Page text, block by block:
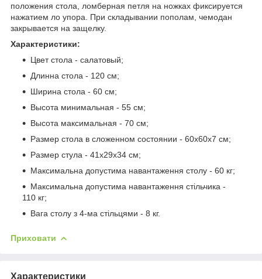
положения стола, ломберная петля на ножках фиксируется
нажатием ло упора. При складывании пополам, чемодан
закрывается на защелку.
Характеристики:
Цвет стола - салатовый;
Длинна стола - 120 см;
Ширина стола - 60 см;
Высота минимальная - 55 см;
Высота максимальная - 70 см;
Размер стола в сложенном состоянии - 60х60х7 см;
Размер стула - 41х29х34 см;
Максимальна допустима навантаження столу - 60 кг;
Максимальна допустима навантаження стільчика -
110 кг;
Вага столу з 4-ма стільцями - 8 кг.
Приховати
Характеристики